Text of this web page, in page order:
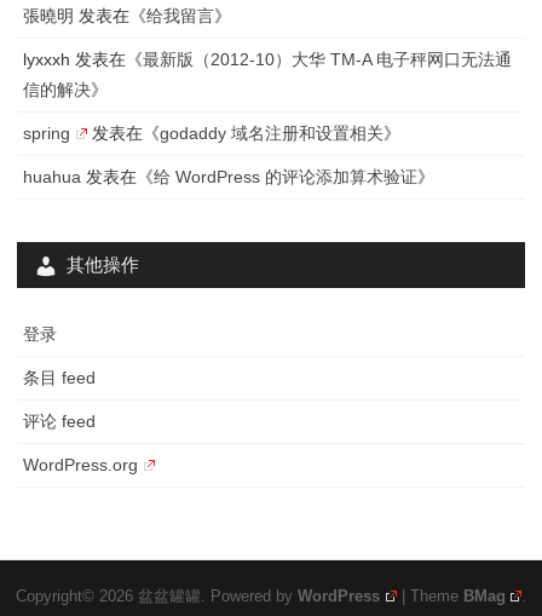
張曉明 发表在《给我留言》
lyxxxh 发表在《最新版（2012-10）大华 TM-A 电子秤网口无法通
信的解决》
spring 发表在《godaddy 域名注册和设置相关》
huahua 发表在《给 WordPress 的评论添加算术验证》
其他操作
登录
条目 feed
评论 feed
WordPress.org
Copyright© 2026 盆盆罐罐. Powered by WordPress | Theme BMag .